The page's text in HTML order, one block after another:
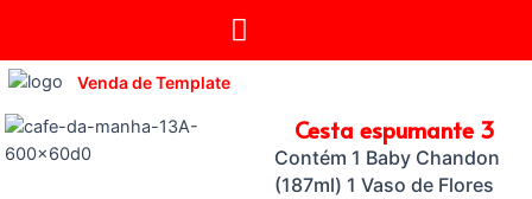
Venda de Template
Cesta espumante 3
Contém 1 Baby Chandon
(187ml) 1 Vaso de Flores